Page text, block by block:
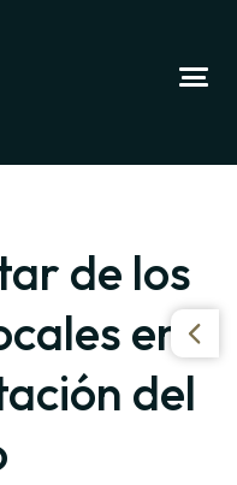
de los
en
del